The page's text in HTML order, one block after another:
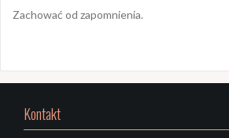
Zachować od zapomnienia.
Kontakt